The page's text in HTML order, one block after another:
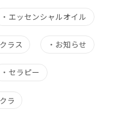
・ エッセンシャルオイル
ラス ・ お知らせ
・ セラピー
ラ